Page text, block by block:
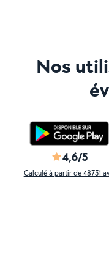
Nos
4,6/5
Calculé à partir de 48731